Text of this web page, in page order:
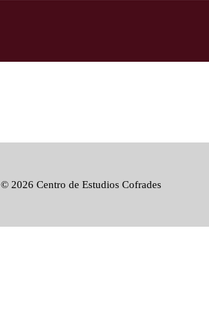
© 2026 Centro de Estudios Cofrades